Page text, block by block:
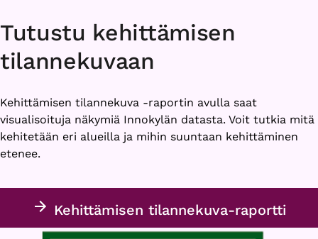
Tutustu kehittämisen
tilannekuvaan
Kehittämisen tilannekuva -raportin avulla saat
visualisoituja näkymiä Innokylän datasta. Voit tutkia mitä
kehitetään eri alueilla ja mihin suuntaan kehittäminen
etenee.
Kehittämisen tilannekuva-raportti